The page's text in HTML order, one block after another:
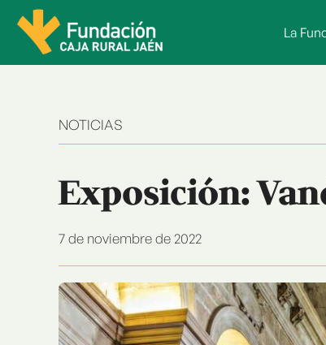
Saltar
contenido
La
NOTICIAS
Exposición:
7 de noviembre de 2022